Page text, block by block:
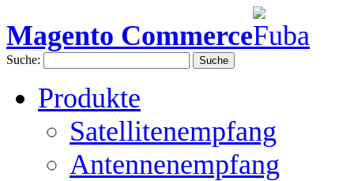
Magento Commerce
Suche: Suche
Produkte
Satellitenempfang
Antennenempfang